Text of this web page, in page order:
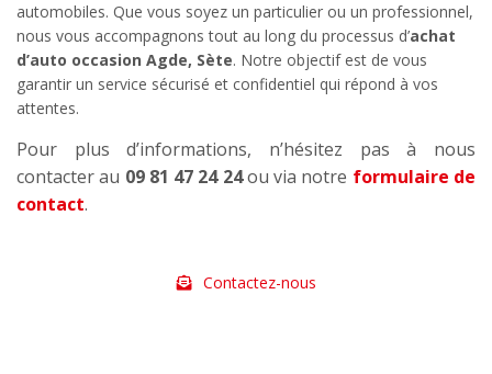
automobiles. Que vous soyez un particulier ou un professionnel,
nous vous accompagnons tout au long du processus d’achat
d’auto occasion Agde, Sète. Notre objectif est de vous
garantir un service sécurisé et confidentiel qui répond à vos
attentes.
Pour plus d’informations, n’hésitez pas à nous
contacter au 09 81 47 24 24ou via notre formulaire de
contact.
Contactez-nous